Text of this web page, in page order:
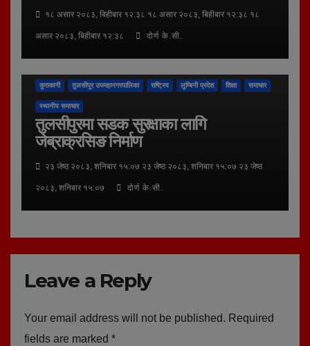
१८ असार २०८३, बिहीबार १२:३८ १८ असार २०८३, बिहीबार १२:३८ १८
असार २०८३, बिहीबार १२:३८ दोर्ण के.सी.
कुराकानी तुलसीपुर उपमहानगरपालिका राष्ट्रिय लुम्बिनी प्रदेश शिक्षा समाचार
स्थानीय समाचार
तुलसीपुरमा सडक सुरक्षाका लागि
जेब्राक्रसिङ निर्माण
२३ जेष्ठ २०८३, शनिबार १५:०७ २३ जेष्ठ २०८३, शनिबार १५:०७ २३ जेष्ठ
२०८३, शनिबार १५:०७ दोर्ण के.सी.
Leave a Reply
Your email address will not be published. Required
fields are marked *